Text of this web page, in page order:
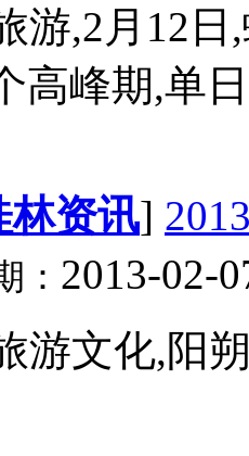
游,2月12
高峰期,单
林资讯]
： 2013-02-
游文化,阳